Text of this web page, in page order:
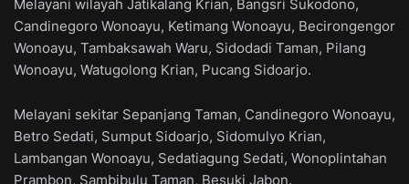
Melayani wilayah Jatikalang Krian, Bangsri Sukodono,
Candinegoro Wonoayu, Ketimang Wonoayu, Becirongengor
Wonoayu, Tambaksawah Waru, Sidodadi Taman, Pilang
Wonoayu, Watugolong Krian, Pucang Sidoarjo.
Melayani sekitar Sepanjang Taman, Candinegoro Wonoayu,
Betro Sedati, Sumput Sidoarjo, Sidomulyo Krian,
Lambangan Wonoayu, Sedatiagung Sedati, Wonoplintahan
Prambon, Sambibulu Taman, Besuki Jabon.